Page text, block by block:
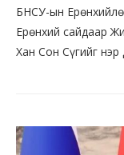
БНСУ-ын
Ерөнхий сайдаар
Хан Сон Сүгийг